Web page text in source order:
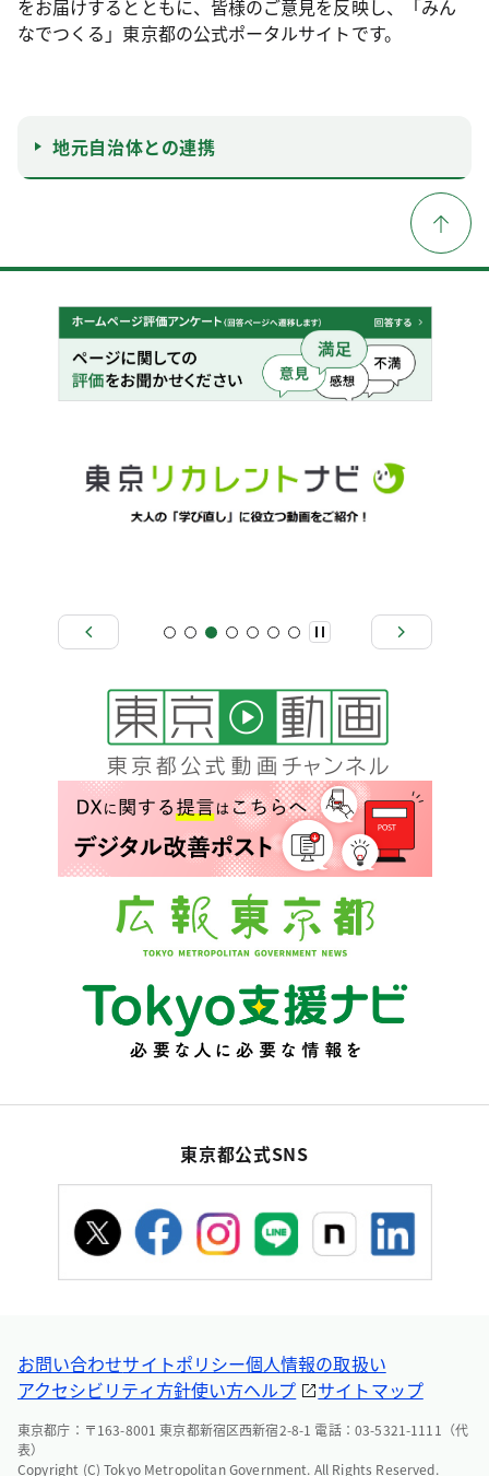
をお届けするとともに、皆様のご意見を反映し、「みん
なでつくる」東京都の公式ポータルサイトです。
地元自治体との連携
東京都公式SNS
お問い合わせサイトポリシー個人情報の取扱い
アクセシビリティ方針使い方ヘルプ サイトマップ
東京都庁：〒163-8001 東京都新宿区西新宿2-8-1 電話：03-5321-1111（代
表）
Copyright (C) Tokyo Metropolitan Government. All Rights Reserved.